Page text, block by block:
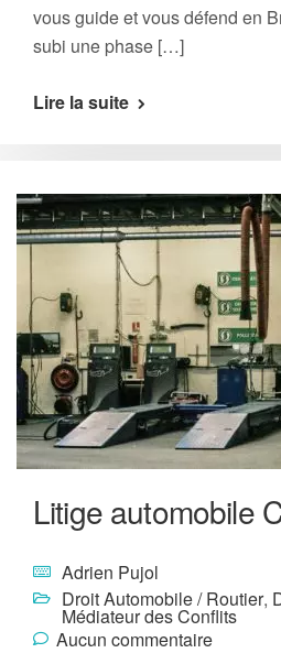
vous guide et vous défend en
subi une phase […]
Lire la suite
Litige automobile
Adrien Pujol
Droit Automobile / Routier,
Médiateur des Conflits
Aucun commentaire